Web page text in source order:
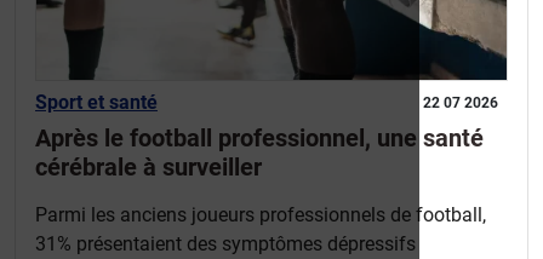
22 07 2026
Sport et santé
Après le football professionnel, une santé
cérébrale à surveiller
Parmi les anciens joueurs professionnels de football,
31% présentaient des symptômes dépressifs